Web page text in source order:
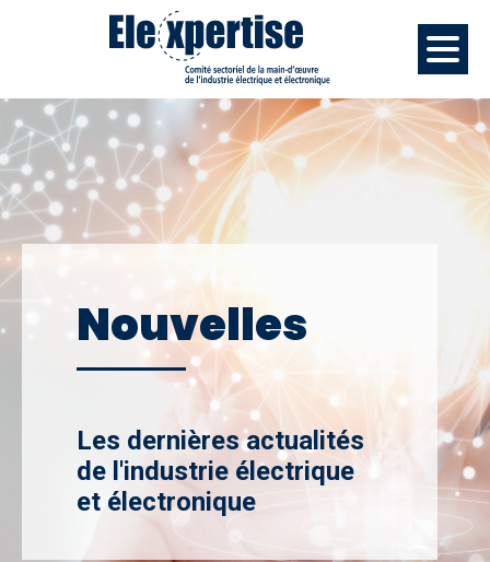
Nouvelles
Les dernières actualités
de l'industrie électrique
et électronique